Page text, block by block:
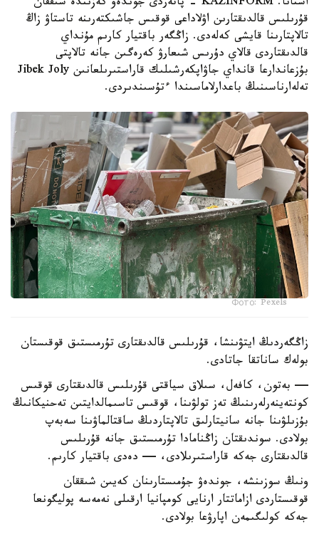
استانا. KAZINFORM - پاتەردى جوندەۋ كەزىندە شىققان
قۇرىلىس قالدىقتارىن اۋلاداعى قوقىس جاشىكتەرىنە تاستاۋ زاڭ
تالاپتارىنا قايشى كەلەدى. زاڭگەر باقتيار كارىم مۇنداي
قالدىقتاردى قالاي دۇرىس شىعارۋ كەرەگىن جانە تالاپتى
بۇزعاندارعا قانداي جاۋاپكەرشىلىك قاراستىرىلعانىن Jibek Joly
تەلەارناسىنىڭ باعدارلاماسىندا ءتۇسىندىردى.
Фото: Pexels
زاڭگەردىڭ ايتۋىنشا، قۇرىلىس قالدىقتارى تۇرمىستىق قوقىستان
بولەك ساناتقا جاتادى.
— بەتون، كافەل، سىلاق سياقتى قۇرىلىس قالدىقتارى قوقىس
كونتەينەرلەرىنىڭ تەز تولۋىنا، قوقىس تاسىمالدايتىن تەحنيكانىڭ
بۇزىلۋىنا جانە سانيتارلىق تالاپتاردىڭ ساقتالماۋىنا سەبەپ
بولادى. سوندىقتان زاڭنامادا تۇرمىستىق جانە قۇرىلىس
قالدىقتارى جەكە قاراستىرىلادى، — دەدى باقتيار كارىم.
ونىڭ سوزىنشە، جوندەۋ جۇمىستارىنان كەيىن شىققان
قوقىستاردى ازاماتتار ارنايى كومپانيا ارقىلى نەمەسە پوليگونعا
جەكە كولىگىمەن اپارۋعا بولادى.